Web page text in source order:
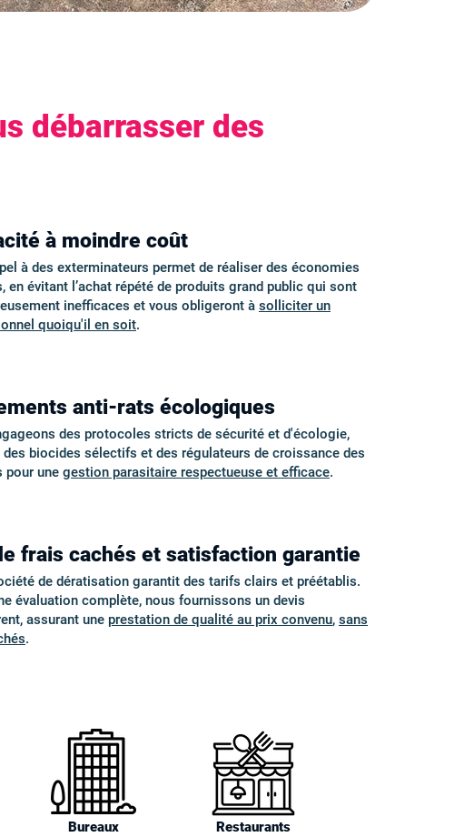
débarrasser des
à moindre coût
à des exterminateurs permet de réaliser des économies
en évitant l’achat répété de produits grand public qui sont
inefficaces et vous obligeront à solliciter un
quoiqu'il en soit.
anti-rats écologiques
des protocoles stricts de sécurité et d'écologie,
biocides sélectifs et des régulateurs de croissance des
pour une gestion parasitaire respectueuse et efficace.
frais cachés et satisfaction garantie
de dératisation garantit des tarifs clairs et préétablis.
évaluation complète, nous fournissons un devis
assurant une prestation de qualité au prix convenu, sans
.
Bureaux Restaurants